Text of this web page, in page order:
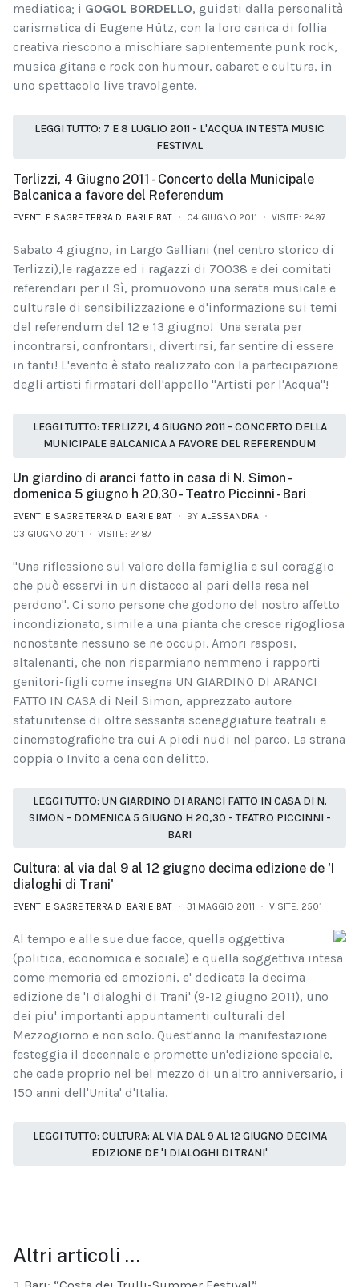
mediatica; i GOGOL BORDELLO, guidati dalla personalità
carismatica di Eugene Hütz, con la loro carica di follia
creativa riescono a mischiare sapientemente punk rock,
musica gitana e rock con humour, cabaret e cultura, in
uno spettacolo live travolgente.
LEGGI TUTTO: 7 E 8 LUGLIO 2011 - L'ACQUA IN TESTA MUSIC
FESTIVAL
Terlizzi, 4 Giugno 2011 - Concerto della Municipale
Balcanica a favore del Referendum
EVENTI E SAGRE TERRA DI BARI E BAT 04 GIUGNO 2011 VISITE: 2497
Sabato 4 giugno, in Largo Galliani (nel centro storico di
Terlizzi),le ragazze ed i ragazzi di 70038 e dei comitati
referendari per il Sì, promuovono una serata musicale e
culturale di sensibilizzazione e d'informazione sui temi
del referendum del 12 e 13 giugno! Una serata per
incontrarsi, confrontarsi, divertirsi, far sentire di essere
in tanti! L'evento è stato realizzato con la partecipazione
degli artisti firmatari dell'appello "Artisti per l'Acqua"!
LEGGI TUTTO: TERLIZZI, 4 GIUGNO 2011 - CONCERTO DELLA
MUNICIPALE BALCANICA A FAVORE DEL REFERENDUM
Un giardino di aranci fatto in casa di N. Simon -
domenica 5 giugno h 20,30 - Teatro Piccinni - Bari
EVENTI E SAGRE TERRA DI BARI E BAT BY ALESSANDRA
03 GIUGNO 2011
VISITE: 2487
"Una riflessione sul valore della famiglia e sul coraggio
che può esservi in un distacco al pari della resa nel
perdono". Ci sono persone che godono del nostro affetto
incondizionato, simile a una pianta che cresce rigogliosa
nonostante nessuno se ne occupi. Amori rasposi,
altalenanti, che non risparmiano nemmeno i rapporti
genitori-figli come insegna UN GIARDINO DI ARANCI
FATTO IN CASA di Neil Simon, apprezzato autore
statunitense di oltre sessanta sceneggiature teatrali e
cinematografiche tra cui A piedi nudi nel parco, La strana
coppia o Invito a cena con delitto.
LEGGI TUTTO: UN GIARDINO DI ARANCI FATTO IN CASA DI N.
SIMON - DOMENICA 5 GIUGNO H 20,30 - TEATRO PICCINNI -
BARI
Cultura: al via dal 9 al 12 giugno decima edizione de 'I
dialoghi di Trani'
EVENTI E SAGRE TERRA DI BARI E BAT 31 MAGGIO 2011 VISITE: 2501
Al tempo e alle sue due facce, quella oggettiva
(politica, economica e sociale) e quella soggettiva intesa
come memoria ed emozioni, e' dedicata la decima
edizione de 'I dialoghi di Trani' (9-12 giugno 2011), uno
dei piu' importanti appuntamenti culturali del
Mezzogiorno e non solo. Quest'anno la manifestazione
festeggia il decennale e promette un'edizione speciale,
che cade proprio nel bel mezzo di un altro anniversario, i
150 anni dell'Unita' d'Italia.
LEGGI TUTTO: CULTURA: AL VIA DAL 9 AL 12 GIUGNO DECIMA
EDIZIONE DE 'I DIALOGHI DI TRANI'
Altri articoli …